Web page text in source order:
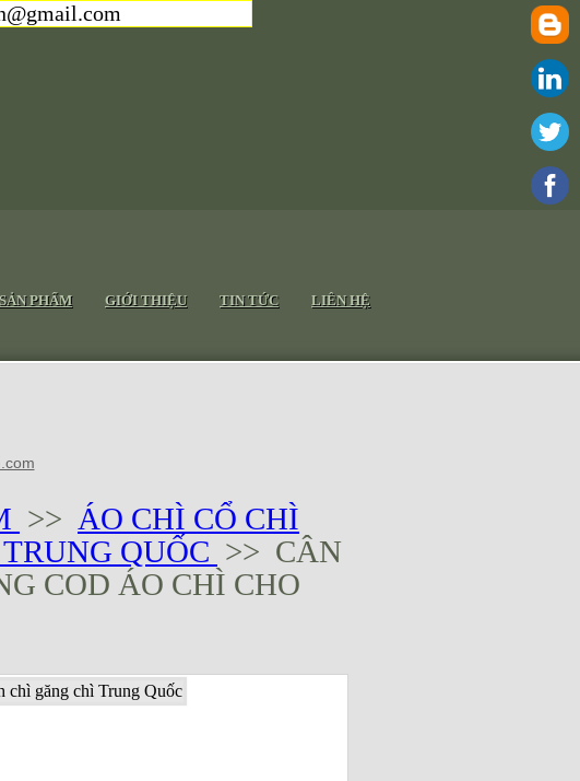
PHẨM GIỚI THIỆU TIN TỨC LIÊN HỆ
>> ÁO CHÌ CỔ CHÌ
QUỐC >> CÂN
COD ÁO CHÌ CHO